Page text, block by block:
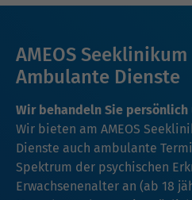
AMEOS
Ambulante Dienste
Wir behandeln Sie persönlich
Wir bieten am AMEOS
Dienste auch ambulante
Spektrum der psychischen
Erwachsenenalter an (ab 18